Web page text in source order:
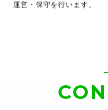
運営・保守を行います。